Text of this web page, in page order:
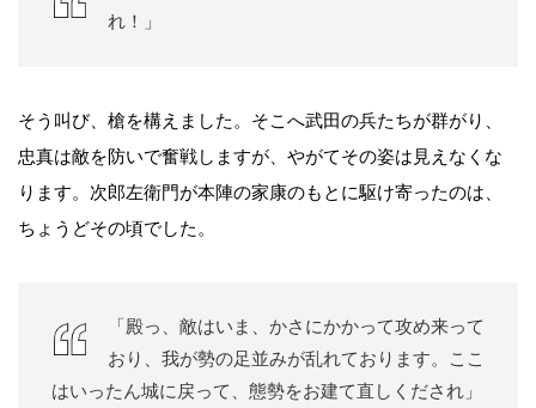
れ！」
そう叫び、槍を構えました。そこへ武田の兵たちが群がり、
忠真は敵を防いで奮戦しますが、やがてその姿は見えなくな
ります。次郎左衛門が本陣の家康のもとに駆け寄ったのは、
ちょうどその頃でした。
「殿っ、敵はいま、かさにかかって攻め来って
おり、我が勢の足並みが乱れております。ここ
はいったん城に戻って、態勢をお建て直しくだされ」